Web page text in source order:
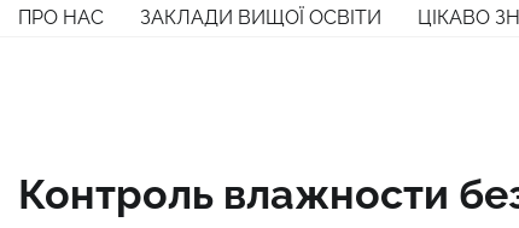
Перейти
ПРО НАС ЗАКЛАДИ ВИЩОЇ ОСВІТИ ЦІКАВО
Контроль влажности